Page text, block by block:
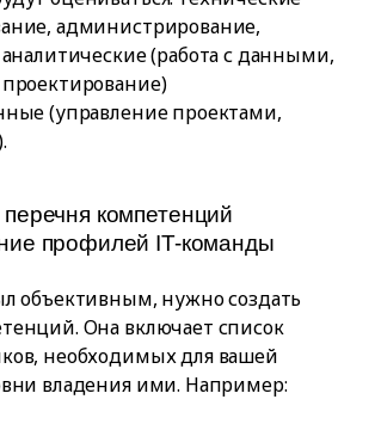
администрирование,
(работа с данными,
(управление проектами,
компетенций
профилей IT-команды
объективным, нужно создать
Она включает список
необходимых для вашей
владения ими. Например: